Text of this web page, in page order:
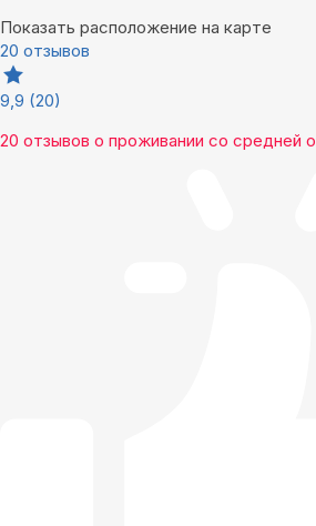
Показать расположение на карте
20 отзывов
9,9 (20)
20 отзывов о проживании со средней